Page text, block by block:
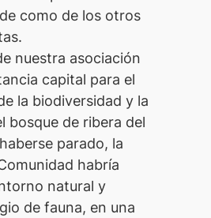
como de los otros
nuestra asociación
capital para el
la biodiversidad y la
bosque de ribera del
parado, la
habría
natural y
de fauna, en una